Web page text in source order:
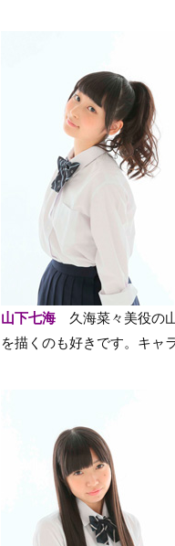
山下七海 久海菜々美役の
を描くのも好きです。キャ